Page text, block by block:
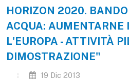
HORIZON 2020.
ACQUA: AUMENTARNE
L'EUROPA - ATTIVITÀ
DIMOSTRAZIONE"
19 Dic 2013